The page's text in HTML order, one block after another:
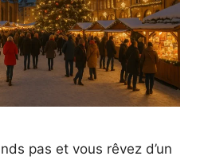
pas et vous rêvez d’un